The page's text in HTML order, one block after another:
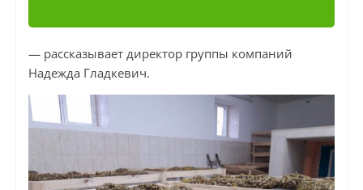
— рассказывает директор группы компаний
Надежда Гладкевич.